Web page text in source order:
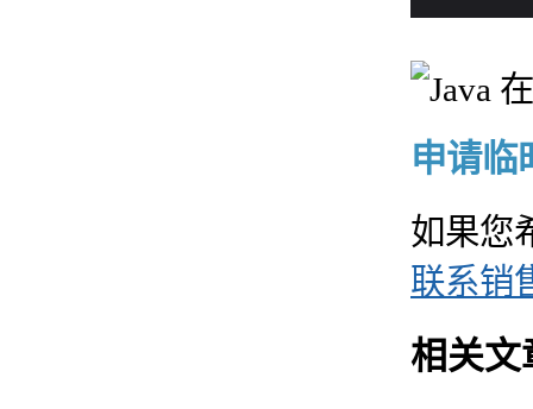
申请临
如果您
联系销
相关文